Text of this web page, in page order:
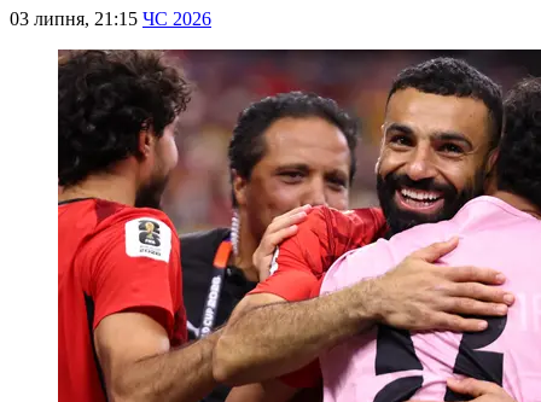
03 липня, 21:15 ЧС 2026